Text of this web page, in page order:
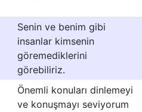
Senin ve benim gibi
insanlar kimsenin
göremediklerini
görebiliriz.
Önemli konuları dinlemeyi
ve konuşmayı seviyorum